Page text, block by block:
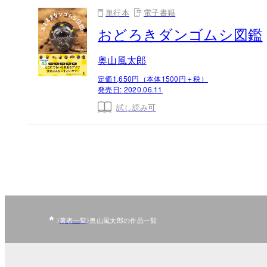
単行本 電子書籍
おどろきダンゴムシ図鑑
奥山風太郎
定価1,650円（本体1500円＋税）
発売日: 2020.06.11
試し読み可
著者一覧 奥山風太郎の作品一覧